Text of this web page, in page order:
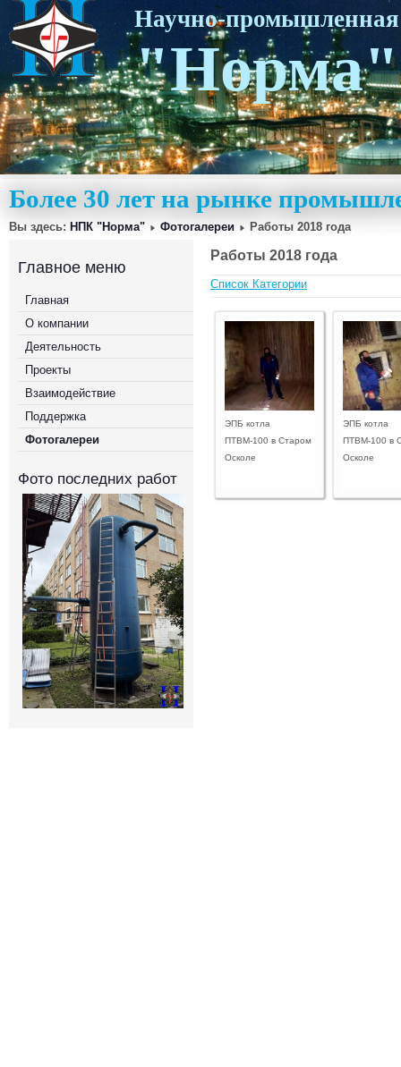
Научно-
"Норма"
Более 30 лет на рынке
Вы здесь: НПК "Норма" Фотогалереи Работы 2018 года
Главное меню
Главная
О компании
Деятельность
Проекты
Взаимодействие
Поддержка
Фотогалереи
Фото последних работ
Работы 2018 года
Список Категории
ЭПБ котла
ПТВМ-100 в Старом
Осколе
ЭПБ котла
ПТВМ-100 в
Осколе